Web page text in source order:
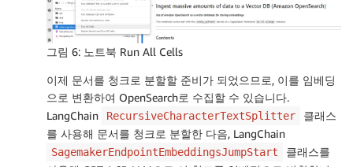
그림 6: 노트북 Run All Cells
이제 문서를 청크로 분할할 준비가 되었으므로, 이를 임베딩
으로 변환하여 OpenSearch로 수집할 수 있습니다.
LangChain
RecursiveCharacterTextSplitter
클래스
를 사용해 문서를 청크로 분할한 다음, LangChain
SagemakerEndpointEmbeddingsJumpStart
클래스를